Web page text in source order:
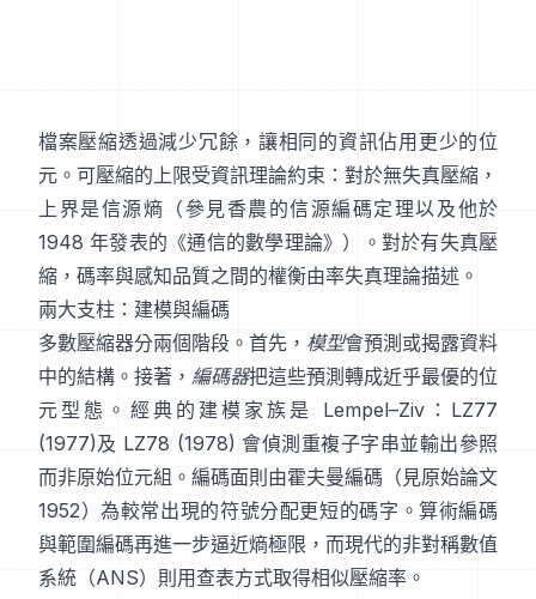
檔案壓縮透過減少冗餘，讓相同的資訊佔用更少的位
元。可壓縮的上限受資訊理論約束：對於無失真壓縮，
上界是信源熵（參見香農的信源編碼定理以及他於
1948 年發表的 《通信的數學理論》 ）。對於有失真壓
縮，碼率與感知品質之間的權衡由率失真理論描述。
兩大支柱：建模與編碼
多數壓縮器分兩個階段。首先， 模型會預測或揭露資料
中的結構。接著， 編碼器把這些預測轉成近乎最優的位
元型態。經典的建模家族是 Lempel–Ziv： LZ77
(1977)及 LZ78 (1978) 會偵測重複子字串並輸出參照
而非原始位元組。編碼面則由霍夫曼編碼 （見原始論文
1952）為較常出現的符號分配更短的碼字。算術編碼
與範圍編碼再進一步逼近熵極限，而現代的非對稱數值
系統（ANS） 則用查表方式取得相似壓縮率。